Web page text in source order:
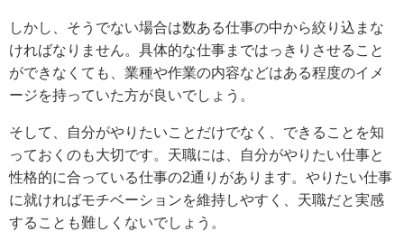
しかし、そうでない場合は数ある仕事の中から絞り込まな
ければなりません。具体的な仕事まではっきりさせること
ができなくても、業種や作業の内容などはある程度のイメ
ージを持っていた方が良いでしょう。
そして、自分がやりたいことだけでなく、できることを知
っておくのも大切です。天職には、自分がやりたい仕事と
性格的に合っている仕事の2通りがあります。やりたい仕事
に就ければモチベーションを維持しやすく、天職だと実感
することも難しくないでしょう。